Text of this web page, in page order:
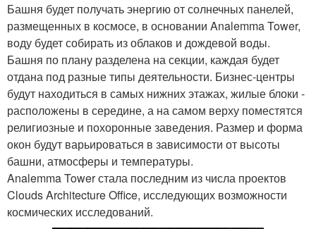
Башня будет получать энергию от солнечных панелей,
размещенных в космосе, в основании Analemma Tower,
воду будет собирать из облаков и дождевой воды.
Башня по плану разделена на секции, каждая будет
отдана под разные типы деятельности. Бизнес-центры
будут находиться в самых нижних этажах, жилые блоки -
расположены в середине, а на самом верху поместятся
религиозные и похоронные заведения. Размер и форма
окон будут варьироваться в зависимости от высоты
башни, атмосферы и температуры.
Analemma Tower стала последним из числа проектов
Clouds Architecture Office, исследующих возможности
космических исследований.